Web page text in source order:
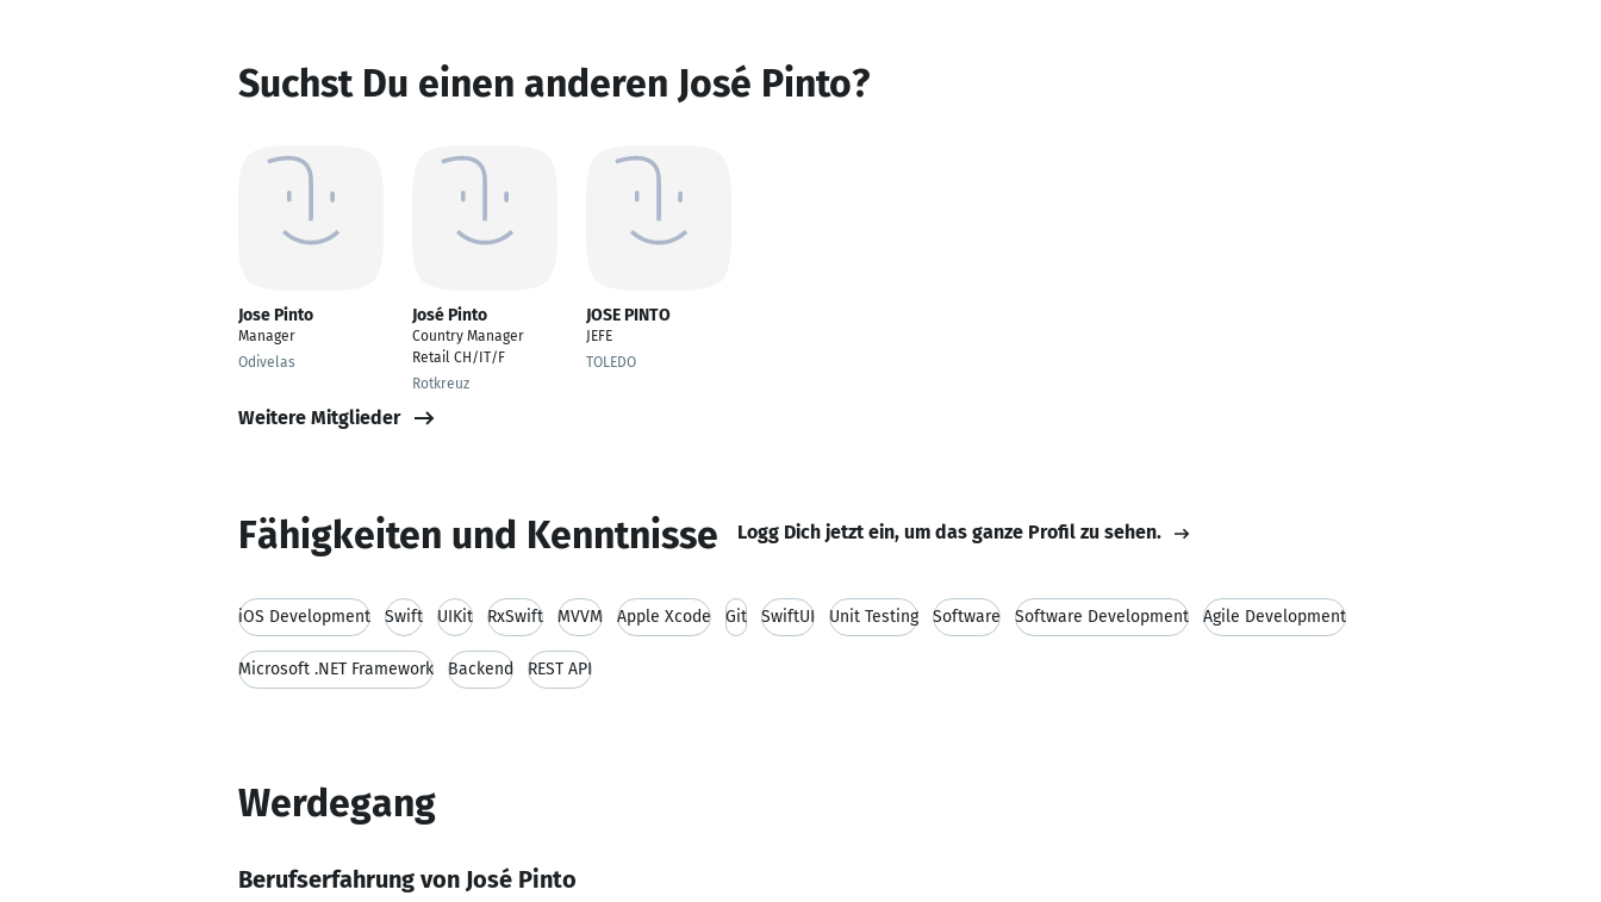
Suchst Du einen anderen José Pinto?
Jose Pinto
Manager
Odivelas
José Pinto
Country Manager
Retail CH/IT/F
Rotkreuz
JOSE PINTO
JEFE
TOLEDO
Weitere Mitglieder
Fähigkeiten und Kenntnisse Logg Dich jetzt ein, um das ganze Profil zu sehen.
iOS Development Swift UIKit RxSwift MVVM Apple Xcode Git SwiftUI Unit Testing Software Software Development Agile Development
Microsoft .NET Framework Backend REST API
Werdegang
Berufserfahrung von José Pinto